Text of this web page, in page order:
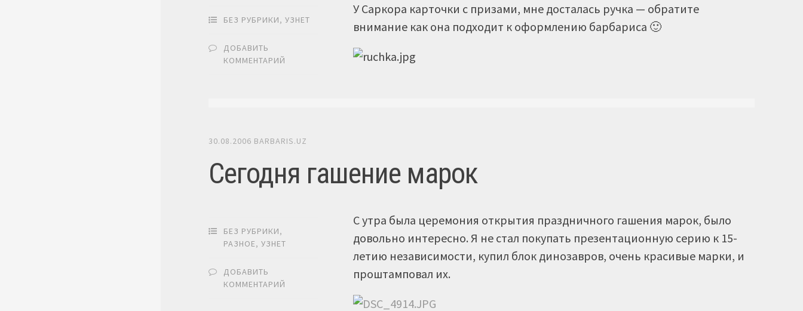
БЕЗ РУБРИКИ,УЗНЕТ
ДОБАВИТЬ
КОММЕНТАРИЙ
У Саркора карточки с призами, мне досталась ручка — обратите
внимание как она подходит к оформлению барбариса 🙂
30.08.2006 BARBARIS.UZ
Сегодня гашение марок
БЕЗ РУБРИКИ,
РАЗНОЕ,УЗНЕТ
ДОБАВИТЬ
КОММЕНТАРИЙ
С утра была церемония открытия праздничного гашения марок, было
довольно интересно. Я не стал покупать презентационную серию к 15-
летию независимости, купил блок динозавров, очень красивые марки, и
проштамповал их.